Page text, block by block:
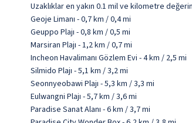
Uzaklıklar en yakın 0.1 mil ve kilometre
Geoje Limanı - 0,7 km / 0,4 mi
Geuppo Plajı - 0,8 km / 0,5 mi
Marsiran Plajı - 1,2 km / 0,7 mi
Incheon Havalimanı Gözlem Evi - 4 km / 2,5 mi
Silmido Plajı - 5,1 km / 3,2 mi
Seonnyeobawi Plajı - 5,3 km / 3,3 mi
Eulwangni Plajı - 5,7 km / 3,6 mi
Paradise Sanat Alanı - 6 km / 3,7 mi